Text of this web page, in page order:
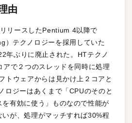
由
リースしたPentium 4以降で
）テクノロジーを採用していた
年ぶりに廃止された。HTテクノ
アで２つのスレッドを同時に処理
トウェアからは見かけ上２コアと
ロジーはあくまで「CPUのそのと
を有効に使う」ものなので性能が
いが、処理がマッチすれば30%程